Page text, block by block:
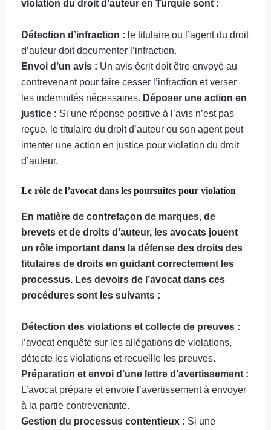
violation du droit d’auteur en Turquie sont :
Détection d’infraction : le titulaire ou l’agent du droit
d’auteur doit documenter l’infraction.
Envoi d’un avis : Un avis écrit doit être envoyé au
contrevenant pour faire cesser l’infraction et verser
les indemnités nécessaires. Déposer une action en
justice : Si une réponse positive à l’avis n’est pas
reçue, le titulaire du droit d’auteur ou son agent peut
intenter une action en justice pour violation du droit
d’auteur.
Le rôle de l’avocat dans les poursuites pour violation
En matière de contrefaçon de marques, de
brevets et de droits d’auteur, les avocats jouent
un rôle important dans la défense des droits des
titulaires de droits en guidant correctement les
processus. Les devoirs de l’avocat dans ces
procédures sont les suivants :
Détection des violations et collecte de preuves :
l’avocat enquête sur les allégations de violations,
détecte les violations et recueille les preuves.
Préparation et envoi d’une lettre d’avertissement :
L’avocat prépare et envoie l’avertissement à envoyer
à la partie contrevenante.
Gestion du processus contentieux : Si une